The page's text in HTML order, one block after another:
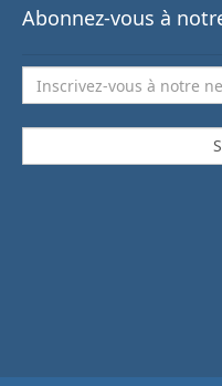
Abonnez-vous à